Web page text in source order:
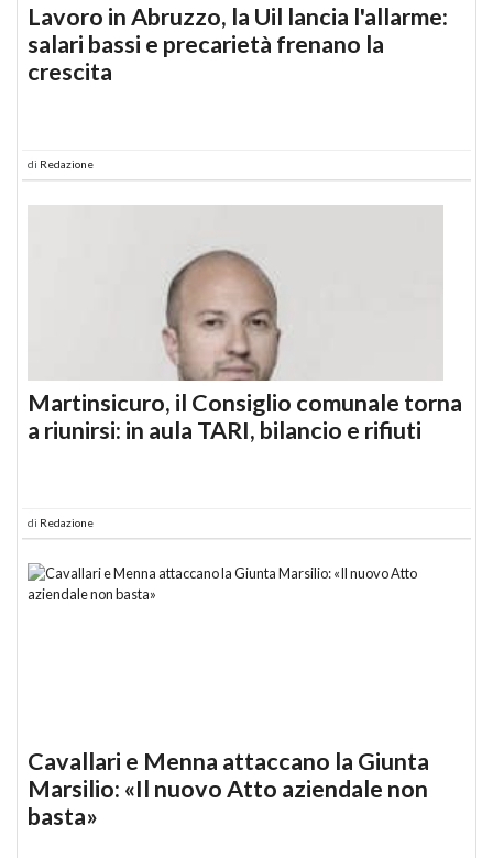
Lavoro in Abruzzo, la Uil lancia l'allarme:
salari bassi e precarietà frenano la
crescita
di Redazione
Martinsicuro, il Consiglio comunale torna
a riunirsi: in aula TARI, bilancio e rifiuti
di Redazione
Cavallari e Menna attaccano la Giunta
Marsilio: «Il nuovo Atto aziendale non
basta»